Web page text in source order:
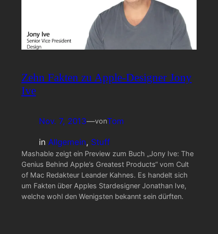
Zehn Fakten zu Apple-Designer Jony
Ive
Nov. 7, 2013—vonTom
in Allgemein, Stuff
Mashable zeigt ein Preview zum Buch „Jony Ive: The
Genius Behind Apple’s Greatest Products“ vom Cult
of Mac Redakteur Leander Kahnes. Es handelt sich
um Fakten über Apples Stardesigner Jonathan Ive,
welche wohl den Wenigsten bekannt sein dürften.